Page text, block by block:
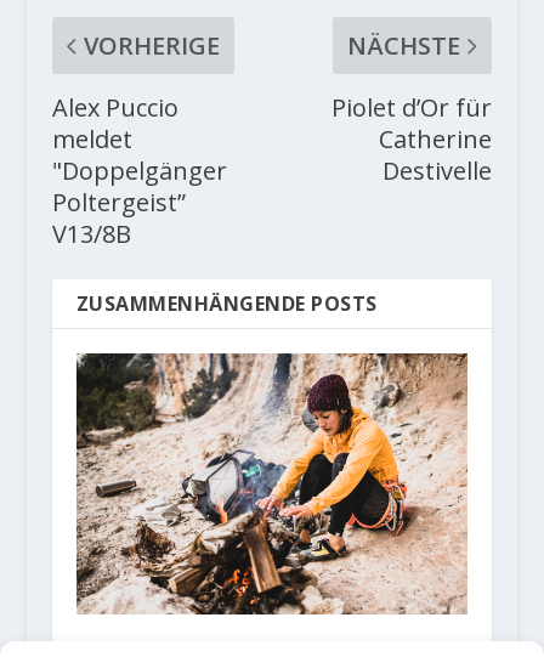
VORHERIGE
Alex Puccio
meldet
"Doppelgänger
Poltergeist”
V13/8B
NÄCHSTE
Piolet d’Or für
Catherine
Destivelle
ZUSAMMENHÄNGENDE POSTS